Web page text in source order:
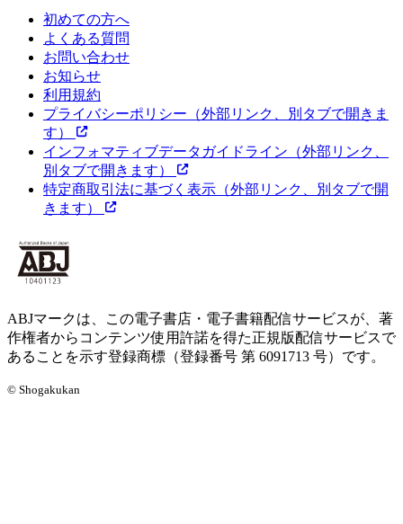
初めての方へ
よくある質問
お問い合わせ
お知らせ
利用規約
プライバシーポリシー （外部リンク、別タブで開きま
す）
インフォマティブデータガイドライン （外部リンク、
別タブで開きます）
特定商取引法に基づく表示 （外部リンク、別タブで開
きます）
ABJマークは、この電子書店・電子書籍配信サービスが、著
作権者からコンテンツ使用許諾を得た正規版配信サービスで
あることを示す登録商標（登録番号 第 6091713 号）です。
© Shogakukan